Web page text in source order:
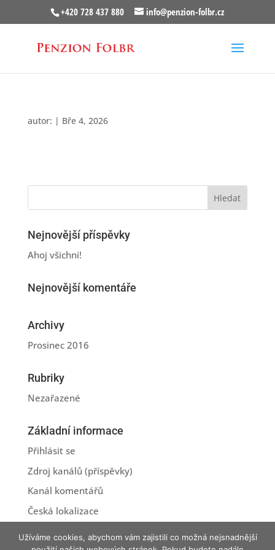
+420 728 437 880 info@penzion-folbr.cz
autor: | Bře 4, 2026
Nejnovější příspěvky
Ahoj všichni!
Nejnovější komentáře
Archivy
Prosinec 2016
Rubriky
Nezařazené
Základní informace
Přihlásit se
Zdroj kanálů (příspěvky)
Kanál komentářů
Česká lokalizace
Užíváme cookies, abychom vám zajistili co možná nejsnadnější